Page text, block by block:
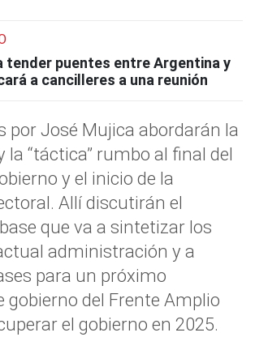
tender puentes entre Argentina y
a cancilleres a una reunión
por José Mujica abordarán la
la “táctica” rumbo al final del
y el inicio de la
Allí discutirán el
que va a sintetizar los
administración y a
para un próximo
gobierno del Frente Amplio
el gobierno en 2025.